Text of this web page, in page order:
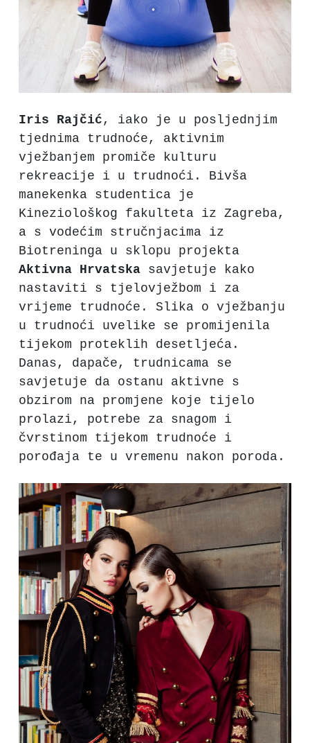
Iris Rajčić , iako je u posljednjim
tjednima trudnoće, aktivnim
vježbanjem promiče kulturu
rekreacije i u trudnoći. Bivša
manekenka studentica je
Kineziološkog fakulteta iz Zagreba,
a s vodećim stručnjacima iz
Biotreninga u sklopu projekta
Aktivna Hrvatska savjetuje kako
nastaviti s tjelovježbom i za
vrijeme trudnoće. Slika o vježbanju
u trudnoći uvelike se promijenila
tijekom proteklih desetljeća.
Danas, dapače, trudnicama se
savjetuje da ostanu aktivne s
obzirom na promjene koje tijelo
prolazi, potrebe za snagom i
čvrstinom tijekom trudnoće i
porođaja te u vremenu nakon poroda.